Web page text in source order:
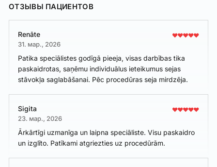
ОТЗЫВЫ ПАЦИЕНТОВ
Renāte
31. мар., 2026
Patika speciālistes godīgā pieeja, visas darbības tika
paskaidrotas, saņēmu individuālus ieteikumus sejas
stāvokļa saglabāšanai. Pēc procedūras seja mirdzēja.
Sigita
23. мар., 2026
Ārkārtīgi uzmanīga un laipna speciāliste. Visu paskaidro
un izglīto. Patīkami atgriezties uz procedūrām.